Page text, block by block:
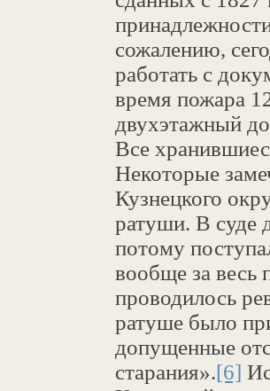
сожалению,
работать с
время пожара
двухэтажный
Все
Некоторые
Кузнецкого
ратуши. В суде
потому
вообще за весь
проводилось
ратуше было
допущенные
старания».[6]